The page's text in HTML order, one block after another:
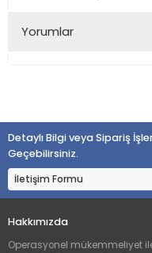
Yorumlar
Detaylı Bilgi veya Sipariş
Geçebilirsiniz.
İletişim Formu
Hakkımızda
Operasyonel mükemmeliyet